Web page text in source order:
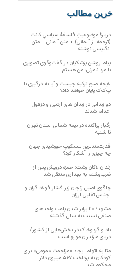
آخرین مطالب
دربارهٔ موضوعیتِ فلسفهٔ سیاسیِ کانت
(ترجمه از آلمانی) + متن آلمانی + متن
انگلیسی نوشته
پیام روشن پزشکیان در گفت‌و‌گوی تصویری
با مرد نامرئی: من هستم!
لایحه صلح ترکیه چیست و آیا به درگیری با
پ‌ک‌ک پایان خواهد داد؟
دو زندانی در زندان های اردبیل و دزفول
اعدام شدند
رگبار پراکنده در نیمه شمالی استان تهران
تا شنبه
قدرت‌مندترین تلسکوپ خورشیدی جهان
چه چیزی را آشکار کرد؟
زندان لاکان رشت؛ حمزه درویش پس از
ضرب‌وشتم به بهداری منتقل شد
چاقوی اصیل زنجان زیر فشار فولاد گران و
اجناس تقلبی ارزان
مشهد؛ ۲۰ برابر شدن پلمب واحدهای
صنفی نسبت به سال گذشته
باد و گردوخاک در بخش‌هایی از کشور/
دریای مازندران مواج است
متا به اتهام ایجاد «مزاحمت عمومی» برای
کودکان به پرداخت ۵۶۷ میلیون دلار